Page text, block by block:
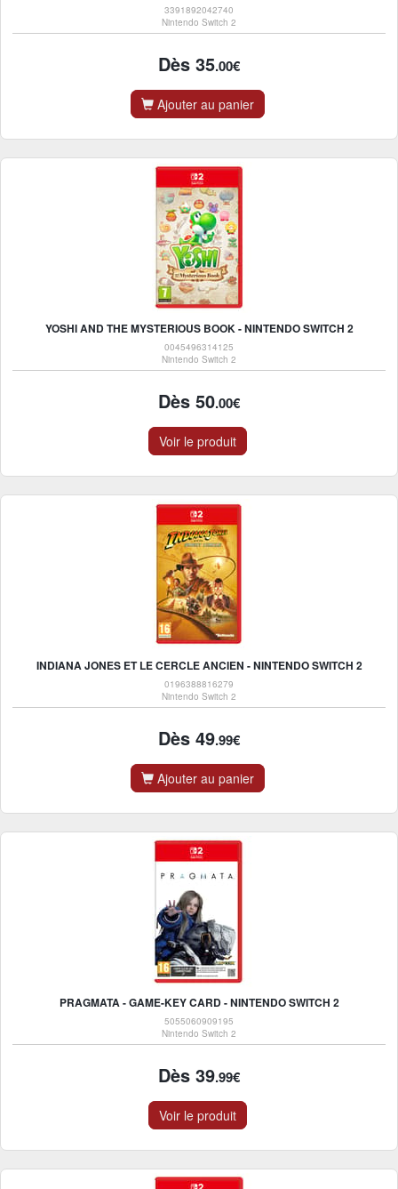
3391892042740
Nintendo Switch 2
Dès 35.00€
Ajouter au panier
YOSHI AND THE MYSTERIOUS BOOK - NINTENDO SWITCH 2
0045496314125
Nintendo Switch 2
Dès 50.00€
Voir le produit
INDIANA JONES ET LE CERCLE ANCIEN - NINTENDO SWITCH 2
0196388816279
Nintendo Switch 2
Dès 49.99€
Ajouter au panier
PRAGMATA - GAME-KEY CARD - NINTENDO SWITCH 2
5055060909195
Nintendo Switch 2
Dès 39.99€
Voir le produit